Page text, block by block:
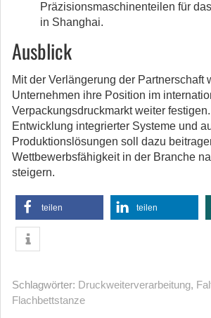
Präzisionsmaschinenteilen für
in Shanghai.
Ausblick
Mit der Verlängerung der Partnerschaft
Unternehmen ihre Position im
Verpackungsdruckmarkt weiter
Entwicklung integrierter Systeme und
Produktionslösungen soll dazu
Wettbewerbsfähigkeit in der Branche
steigern.
teilen teilen
Schlagwörter: Druckweiterverarbeitung,
Flachbettstanze